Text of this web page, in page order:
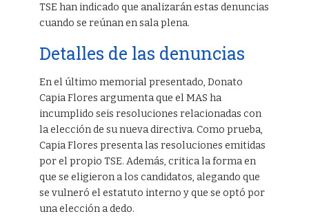
TSE han indicado que analizarán estas denuncias
cuando se reúnan en sala plena.
Detalles de las denuncias
En el último memorial presentado, Donato
Capia Flores argumenta que el MAS ha
incumplido seis resoluciones relacionadas con
la elección de su nueva directiva. Como prueba,
Capia Flores presenta las resoluciones emitidas
por el propio TSE. Además, critica la forma en
que se eligieron a los candidatos, alegando que
se vulneró el estatuto interno y que se optó por
una elección a dedo.